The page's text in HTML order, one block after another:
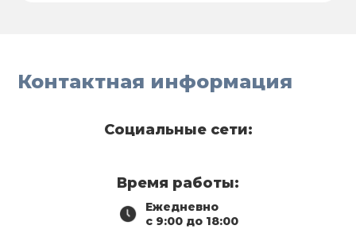
Контактная информация
Социальные сети:
Время работы:
Ежедневно
с 9:00 до 18:00